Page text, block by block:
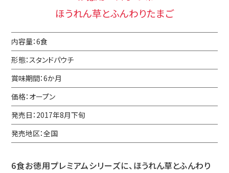
ほうれん草とふんわりたまご
内容量：6食
形態：スタンドパウチ
賞味期間：6か月
価格：オープン
発売日：2017年8月下旬
発売地区：全国
6食お徳用プレミアムシリーズに、ほうれん草とふんわり